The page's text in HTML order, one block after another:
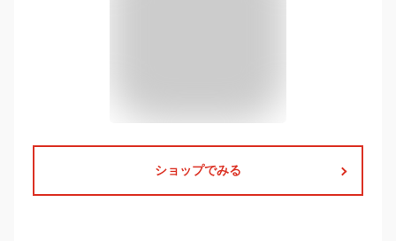
ショップでみる